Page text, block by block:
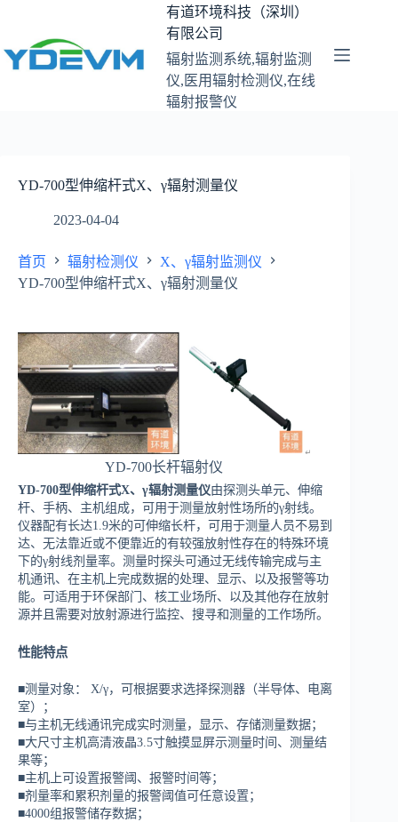
内
容
有道环境科技（深圳）
有限公司
辐射监测系统,辐射监测
仪,医用辐射检测仪,在线
辐射报警仪
YD-700型伸缩杆式X、γ辐射测量仪
2023-04-04
首页 辐射检测仪
X、γ辐射监测仪
YD-700型伸缩杆式X、γ辐射测量仪
YD-700长杆辐射仪
YD-700型伸缩杆式X、γ辐射测量仪由探测头单元、伸缩
杆、手柄、主机组成，可用于测量放射性场所的γ射线。
仪器配有长达1.9米的可伸缩长杆，可用于测量人员不易到
达、无法靠近或不便靠近的有较强放射性存在的特殊环境
下的γ射线剂量率。测量时探头可通过无线传输完成与主
机通讯、在主机上完成数据的处理、显示、以及报警等功
能。可适用于环保部门、核工业场所、以及其他存在放射
源并且需要对放射源进行监控、搜寻和测量的工作场所。
性能特点
■测量对象： X/γ，可根据要求选择探测器（半导体、电离
室）；
■与主机无线通讯完成实时测量，显示、存储测量数据；
■大尺寸主机高清液晶3.5寸触摸显屏示测量时间、测量结
果等；
■主机上可设置报警阈、报警时间等；
■剂量率和累积剂量的报警阈值可任意设置；
■4000组报警储存数据；